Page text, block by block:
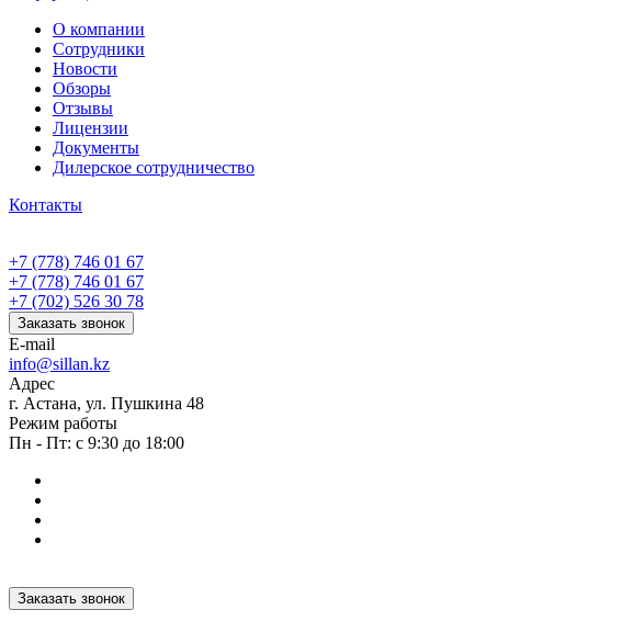
О компании
Сотрудники
Новости
Обзоры
Отзывы
Лицензии
Документы
Дилерское сотрудничество
Контакты
+7 (778) 746 01 67
+7 (778) 746 01 67
+7 (702) 526 30 78
Заказать звонок
E-mail
info@sillan.kz
Адрес
г. Астана, ул. Пушкина 48
Режим работы
Пн - Пт: с 9:30 до 18:00
Заказать звонок